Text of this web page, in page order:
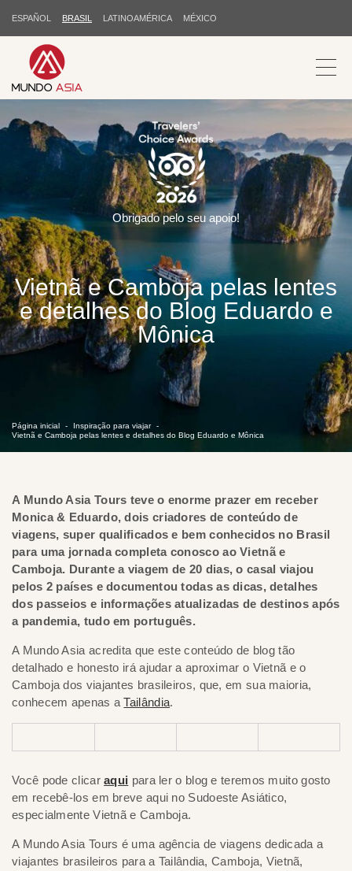
ESPAÑOL BRASIL LATINOAMÉRICA MÉXICO
Vietnã e Camboja pelas lentes
e detalhes do Blog Eduardo e
Mônica
Página inicial
Inspiração para viajar
Vietnã e Camboja pelas lentes e detalhes do Blog Eduardo e Mônica
Obrigado pelo seu apoio!
A Mundo Asia Tours teve o enorme prazer em receber
Monica & Eduardo, dois criadores de conteúdo de
viagens, super qualificados e bem conhecidos no Brasil
para uma jornada completa conosco ao Vietnã e
Camboja. Durante a viagem de 20 dias, o casal viajou
pelos 2 países e documentou todas as dicas, detalhes
dos passeios e informações atualizadas de destinos após
a pandemia, tudo em português.
A Mundo Asia acredita que este conteúdo de blog tão
detalhado e honesto irá ajudar a aproximar o Vietnã e o
Camboja dos viajantes brasileiros, que, em sua maioria,
conhecem apenas aTailândia.
Você pode clicaraqui para ler o blog e teremos muito gosto
em recebê-los em breve aqui no Sudoeste Asiático,
especialmente Vietnã e Camboja.
A Mundo Asia Tours é uma agência de viagens dedicada a
viajantes brasileiros para a Tailândia, Camboja, Vietnã,